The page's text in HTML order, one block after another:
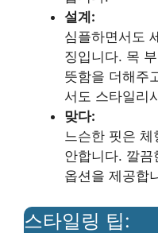
설계:
심플하면서도
징입니다. 목
뜻함을 더해주
서도 스타일리
맞다:
느슨한 핏은 체
안합니다. 깔끔
옵션을 제공합
스타일링 팁: